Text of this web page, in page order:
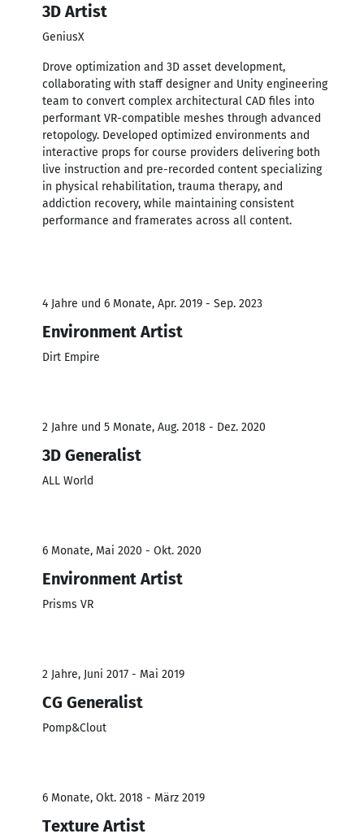
3D Artist
GeniusX
Drove optimization and 3D asset development,
collaborating with staff designer and Unity engineering
team to convert complex architectural CAD files into
performant VR-compatible meshes through advanced
retopology. Developed optimized environments and
interactive props for course providers delivering both
live instruction and pre-recorded content specializing
in physical rehabilitation, trauma therapy, and
addiction recovery, while maintaining consistent
performance and framerates across all content.
4 Jahre und 6 Monate, Apr. 2019 - Sep. 2023
Environment Artist
Dirt Empire
2 Jahre und 5 Monate, Aug. 2018 - Dez. 2020
3D Generalist
ALL World
6 Monate, Mai 2020 - Okt. 2020
Environment Artist
Prisms VR
2 Jahre, Juni 2017 - Mai 2019
CG Generalist
Pomp&Clout
6 Monate, Okt. 2018 - März 2019
Texture Artist